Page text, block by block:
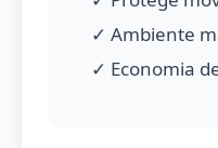
✓ Ambiente
✓ Economia